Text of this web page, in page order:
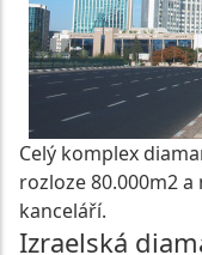
Celý komplex
rozloze 80.000m2
kanceláří.
Izraelská